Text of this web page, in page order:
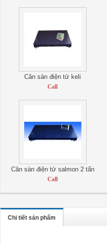
Cân sàn điện tử keli
Call
Cân sàn điện tử salmon 2 tấn
Call
Chi tiết sản phẩm